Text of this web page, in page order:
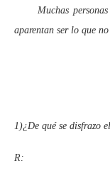
Muchas personas
aparentan ser lo que no
1)¿De qué se disfrazo
R: